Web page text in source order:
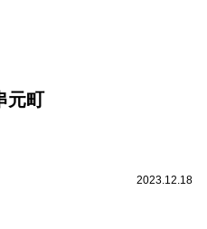
元町
2023.12.18